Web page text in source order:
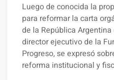
Luego de conocida la
para reformar la carta
de la República Argentina
director ejecutivo de la
Progreso, se expresó
reforma institucional y